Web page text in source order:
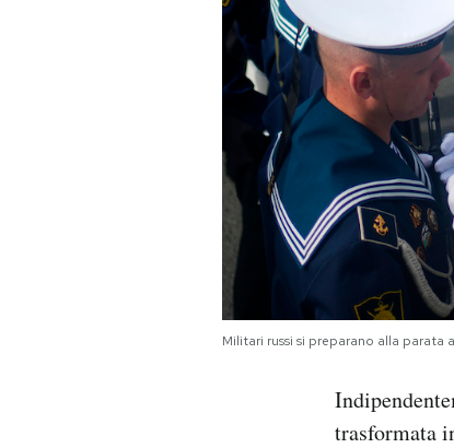
Militari russi si preparano alla
trasformata